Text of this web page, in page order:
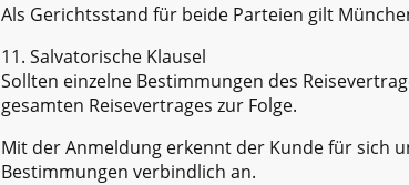
Als Gerichtsstand für beide Parteien gilt
11. Salvatorische Klausel
Sollten einzelne Bestimmungen des
gesamten Reisevertrages zur Folge.
Mit der Anmeldung erkennt der Kunde für sich
Bestimmungen verbindlich an.